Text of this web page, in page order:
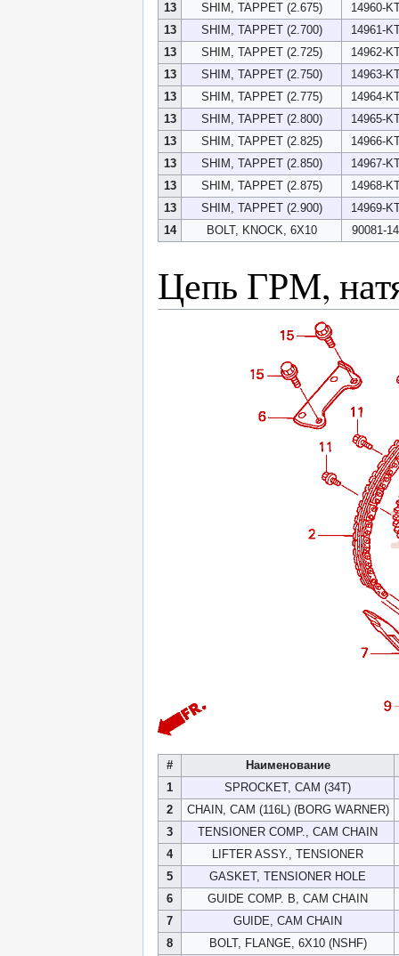
13
SHIM, TAPPET (2.675)
14960-
13
SHIM, TAPPET (2.700)
14961-
13
SHIM, TAPPET (2.725)
14962-
13
SHIM, TAPPET (2.750)
14963-
13
SHIM, TAPPET (2.775)
14964-
13
SHIM, TAPPET (2.800)
14965-
13
SHIM, TAPPET (2.825)
14966-
13
SHIM, TAPPET (2.850)
14967-
13
SHIM, TAPPET (2.875)
14968-
13
SHIM, TAPPET (2.900)
14969-
14
BOLT, KNOCK, 6X10 90081-
Цепь ГРМ,
#
Наименование
1
SPROCKET, CAM (34T)
2
CHAIN, CAM (116L) (BORG WARNER)
3
TENSIONER COMP., CAM CHAIN
4
LIFTER ASSY., TENSIONER
5
GASKET, TENSIONER HOLE
6
GUIDE COMP. B, CAM CHAIN
7
GUIDE, CAM CHAIN
8
BOLT, FLANGE, 6X10 (NSHF)